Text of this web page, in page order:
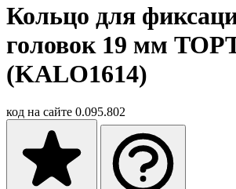
Кольцо для
головок 19 мм
(KALO1614)
код на сайте 0.095.802